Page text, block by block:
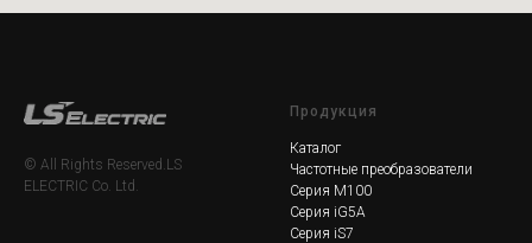
© All Rights Reserved.LS
ELECTRIC Co. Ltd.
Продукция
Каталог
Частотные преобразователи
Серия M100
Серия iG5A
Серия iS7